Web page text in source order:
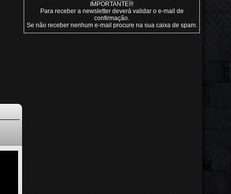
IMPORTANTE!!!
Para receber a newsletter deverá validar o e-mail de
confirmação.
Se não receber nenhum e-mail procure na sua caixa de spam.